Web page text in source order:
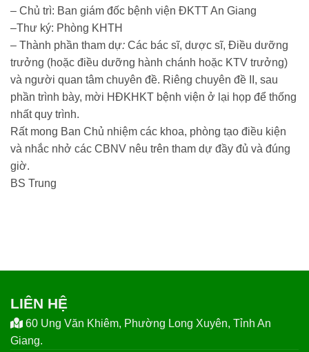
– Chủ trì: Ban giám đốc bệnh viện ĐKTT An Giang
–Thư ký: Phòng KHTH
– Thành phần tham dự: Các bác sĩ, dược sĩ, Điều dưỡng
trưởng (hoặc điều dưỡng hành chánh hoặc KTV trưởng)
và người quan tâm chuyên đề. Riêng chuyên đề II, sau
phần trình bày, mời HĐKHKT bệnh viện ở lại họp để thống
nhất quy trình.
Rất mong Ban Chủ nhiệm các khoa, phòng tạo điều kiện
và nhắc nhở các CBNV nêu trên tham dự đầy đủ và đúng
giờ.
BS Trung
LIÊN HỆ
60 Ung Văn Khiêm, Phường Long Xuyên, Tỉnh An
Giang.